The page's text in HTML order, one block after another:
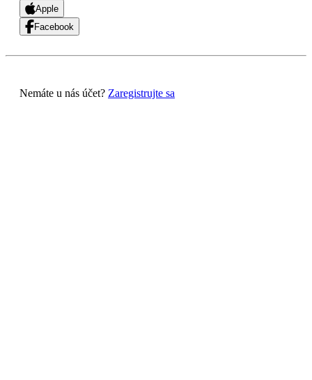
Apple
Facebook
Nemáte u nás účet? Zaregistrujte sa